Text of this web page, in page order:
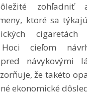
zohľadniť
ktoré sa
cigaretách
Hoci cieľom
návykovými
že takéto
ekonomické